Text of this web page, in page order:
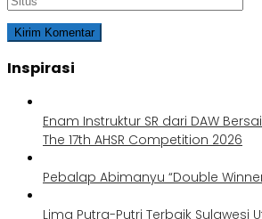
Inspirasi
Enam Instruktur SR dari DAW
The 17th AHSR Competition 2026
Pebalap Abimanyu “Double
Lima Putra-Putri Terbaik Sulawesi